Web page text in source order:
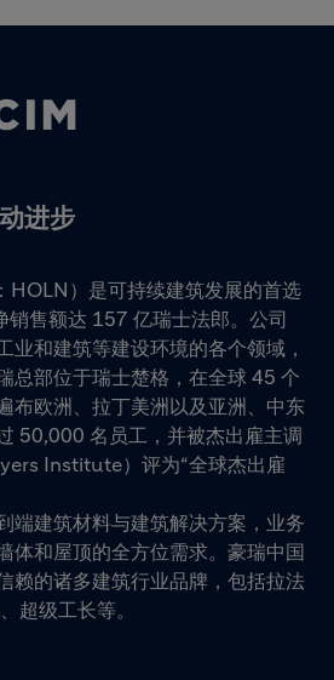
进步
HOLN）是可持续建筑发展的首选
售额达 157 亿瑞士法郎。公司
业和建筑等建设环境的各个领域，
总部位于瑞士楚格，在全球 45 个
布欧洲、拉丁美洲以及亚洲、中东
50,000 名员工，并被杰出雇主调
Institute）评为“全球杰出雇
端建筑材料与建筑解决方案，业务
体和屋顶的全方位需求。豪瑞中国
赖的诸多建筑行业品牌，包括拉法
超级工长等。